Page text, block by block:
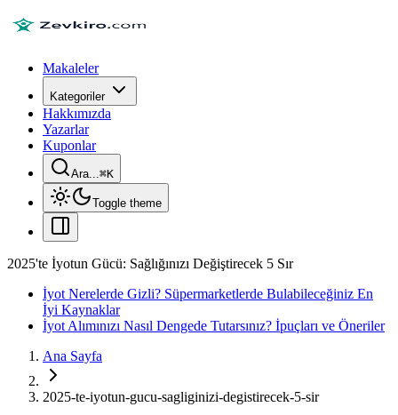
Makaleler
Kategoriler
Hakkımızda
Yazarlar
Kuponlar
Ara...⌘K
Toggle theme
2025'te İyotun Gücü: Sağlığınızı Değiştirecek 5 Sır
İyot Nerelerde Gizli? Süpermarketlerde Bulabileceğiniz En
İyi Kaynaklar
İyot Alımınızı Nasıl Dengede Tutarsınız? İpuçları ve Öneriler
Ana Sayfa
2025-te-iyotun-gucu-sagliginizi-degistirecek-5-sir